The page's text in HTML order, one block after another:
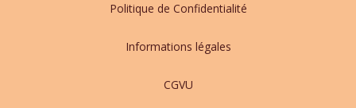
Politique de Confidentialité
Informations légales
CGVU